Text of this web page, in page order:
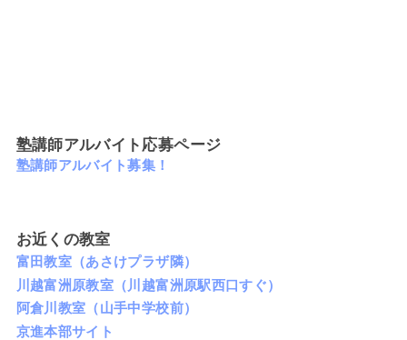
塾講師アルバイト応募ページ
塾講師アルバイト募集！
お近くの教室
富田教室（あさけプラザ隣）
川越富洲原教室（川越富洲原駅西口すぐ）
阿倉川教室（山手中学校前）
京進本部サイト